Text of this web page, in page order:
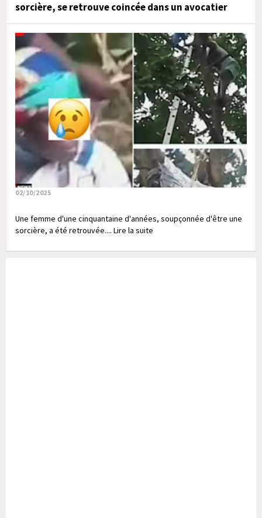
sorcière, se retrouve coincée dans un avocatier
02/10/2025
Une femme d'une cinquantaine d'années, soupçonnée d'être une
sorcière, a été retrouvée.... Lire la suite